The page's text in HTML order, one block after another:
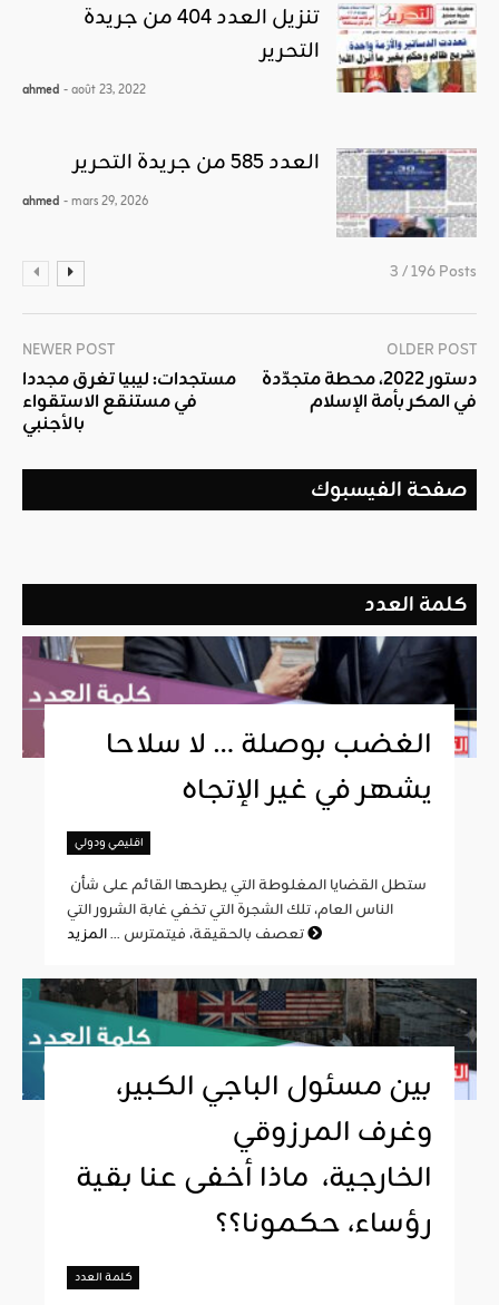
تنزيل العدد 404 من جريدة
التحرير
ahmed - août 23, 2022
العدد 585 من جريدة التحرير
ahmed - mars 29, 2026
3 / 196 Posts
NEWER POST
مستجدات: ليبيا تغرق مجددا
في مستنقع الاستقواء
بالأجنبي
OLDER POST
دستور 2022، محطة متجدّدة
في المكر بأمة الإسلام
صفحة الفيسبوك
كلمة العدد
الغضب بوصلة … لا سلاحا
يشهر في غير الإتجاه
اقليمي ودولي
الناس العام، تلك الشجرة التي تخفي غابة الشرور التي
تعصف بالحقيقة، فيتمترس ...
بين مسئول الباجي الكبير،
وغرف المرزوقي
الخارجية، ماذا أخفى عنا بقية
رؤساء، حكمونا؟؟
كلمة العدد